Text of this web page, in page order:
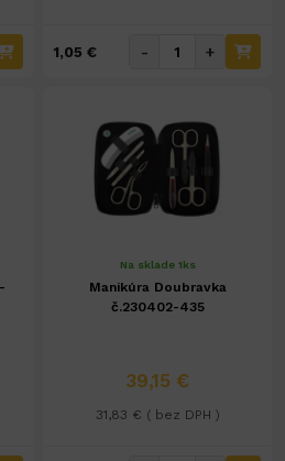
1,05 € - +
Na sklade 1ks
Manikúra Doubravka
č.230402-435
39,15 €
31,83 € ( bez DPH )